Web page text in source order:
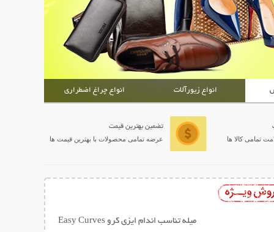
انواع زیورآلات انواع چراغ اضطراری
تمامی کالا ها
تضمین بهترین قیمت
عرضه تمامی محصولات با بهترین قیمت ها
میله تناسب اندام ایزی کرو Easy Curves